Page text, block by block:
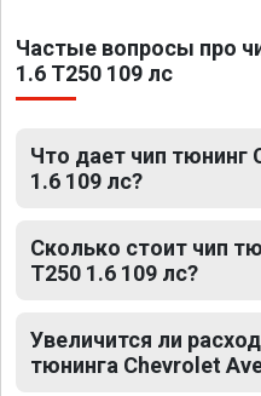
Частые вопросы про
1.6 T250 109 лс
Что дает чип тюнинг
1.6 109 лс?
Сколько стоит чип
T250 1.6 109 лс?
Увеличится ли
тюнинга Chevrolet